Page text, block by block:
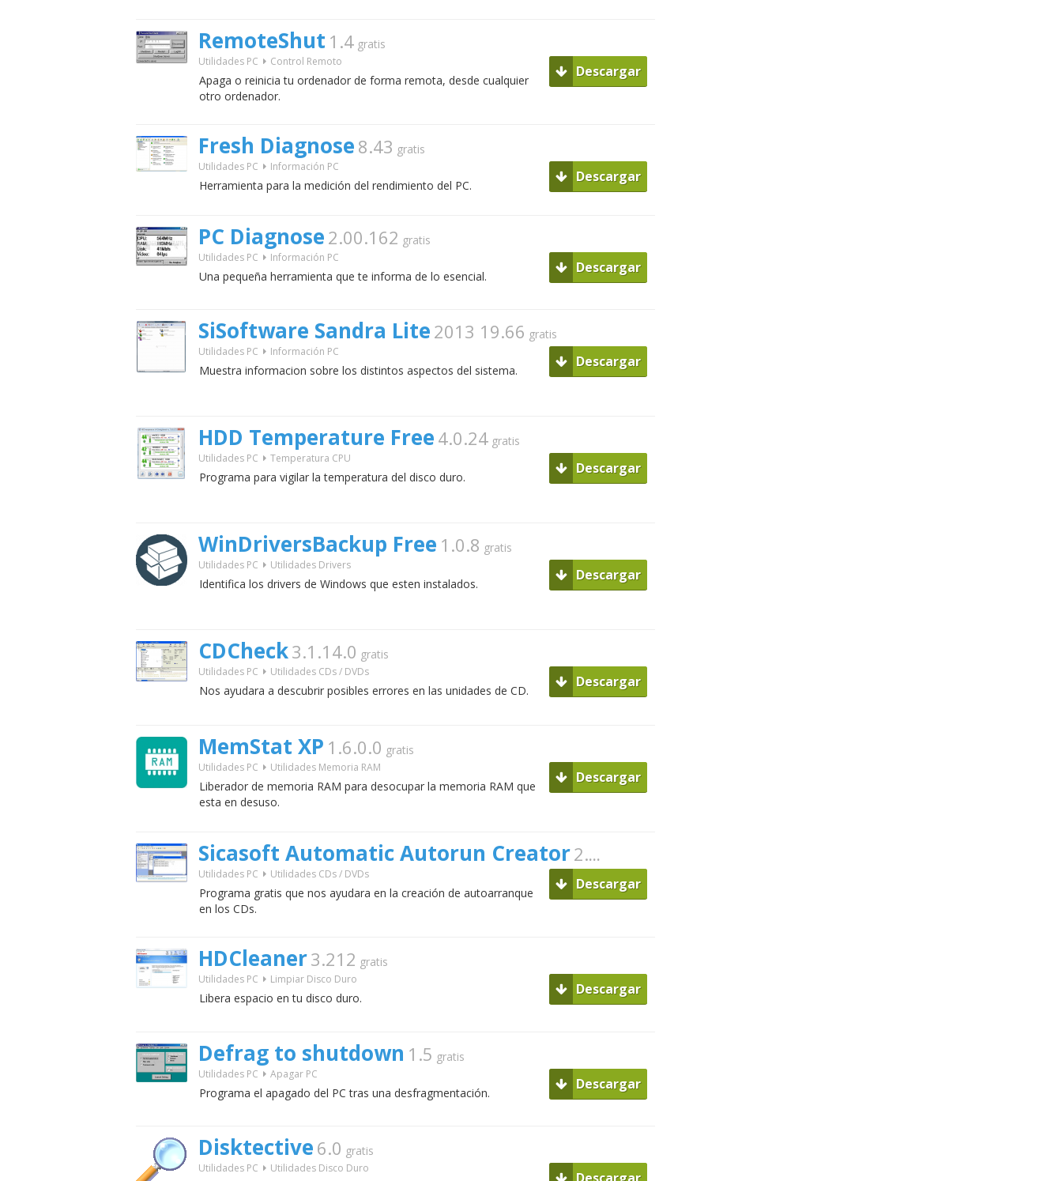
RemoteShut 1.4 gratis
Utilidades PC Control Remoto
Apaga o reinicia tu ordenador de forma remota, desde cualquier
otro ordenador.
Descargar
Fresh Diagnose 8.43 gratis
Utilidades PC Información PC
Herramienta para la medición del rendimiento del PC.
Descargar
PC Diagnose 2.00.162 gratis
Utilidades PC Información PC
Una pequeña herramienta que te informa de lo esencial.
Descargar
SiSoftware Sandra Lite 2013 19.66 gratis
Utilidades PC Información PC
Muestra informacion sobre los distintos aspectos del sistema.
Descargar
HDD Temperature Free 4.0.24 gratis
Utilidades PC Temperatura CPU
Programa para vigilar la temperatura del disco duro.
Descargar
WinDriversBackup Free 1.0.8 gratis
Utilidades PC Utilidades Drivers
Identifica los drivers de Windows que esten instalados.
Descargar
CDCheck3.1.14.0 gratis
Utilidades PC Utilidades CDs / DVDs
Nos ayudara a descubrir posibles errores en las unidades de CD.
Descargar
MemStat XP 1.6.0.0 gratis
Utilidades PC Utilidades Memoria RAM
Liberador de memoria RAM para desocupar la memoria RAM que
esta en desuso.
Descargar
Sicasoft Automatic Autorun Creator2.3.2006.18
Utilidades PC Utilidades CDs / DVDs
Programa gratis que nos ayudara en la creación de autoarranque
en los CDs.
Descargar
HDCleaner3.212 gratis
Utilidades PC Limpiar Disco Duro
Libera espacio en tu disco duro.
Descargar
Defrag to shutdown 1.5 gratis
Utilidades PC Apagar PC
Programa el apagado del PC tras una desfragmentación.
Descargar
Disktective 6.0 gratis
Utilidades PC Utilidades Disco Duro